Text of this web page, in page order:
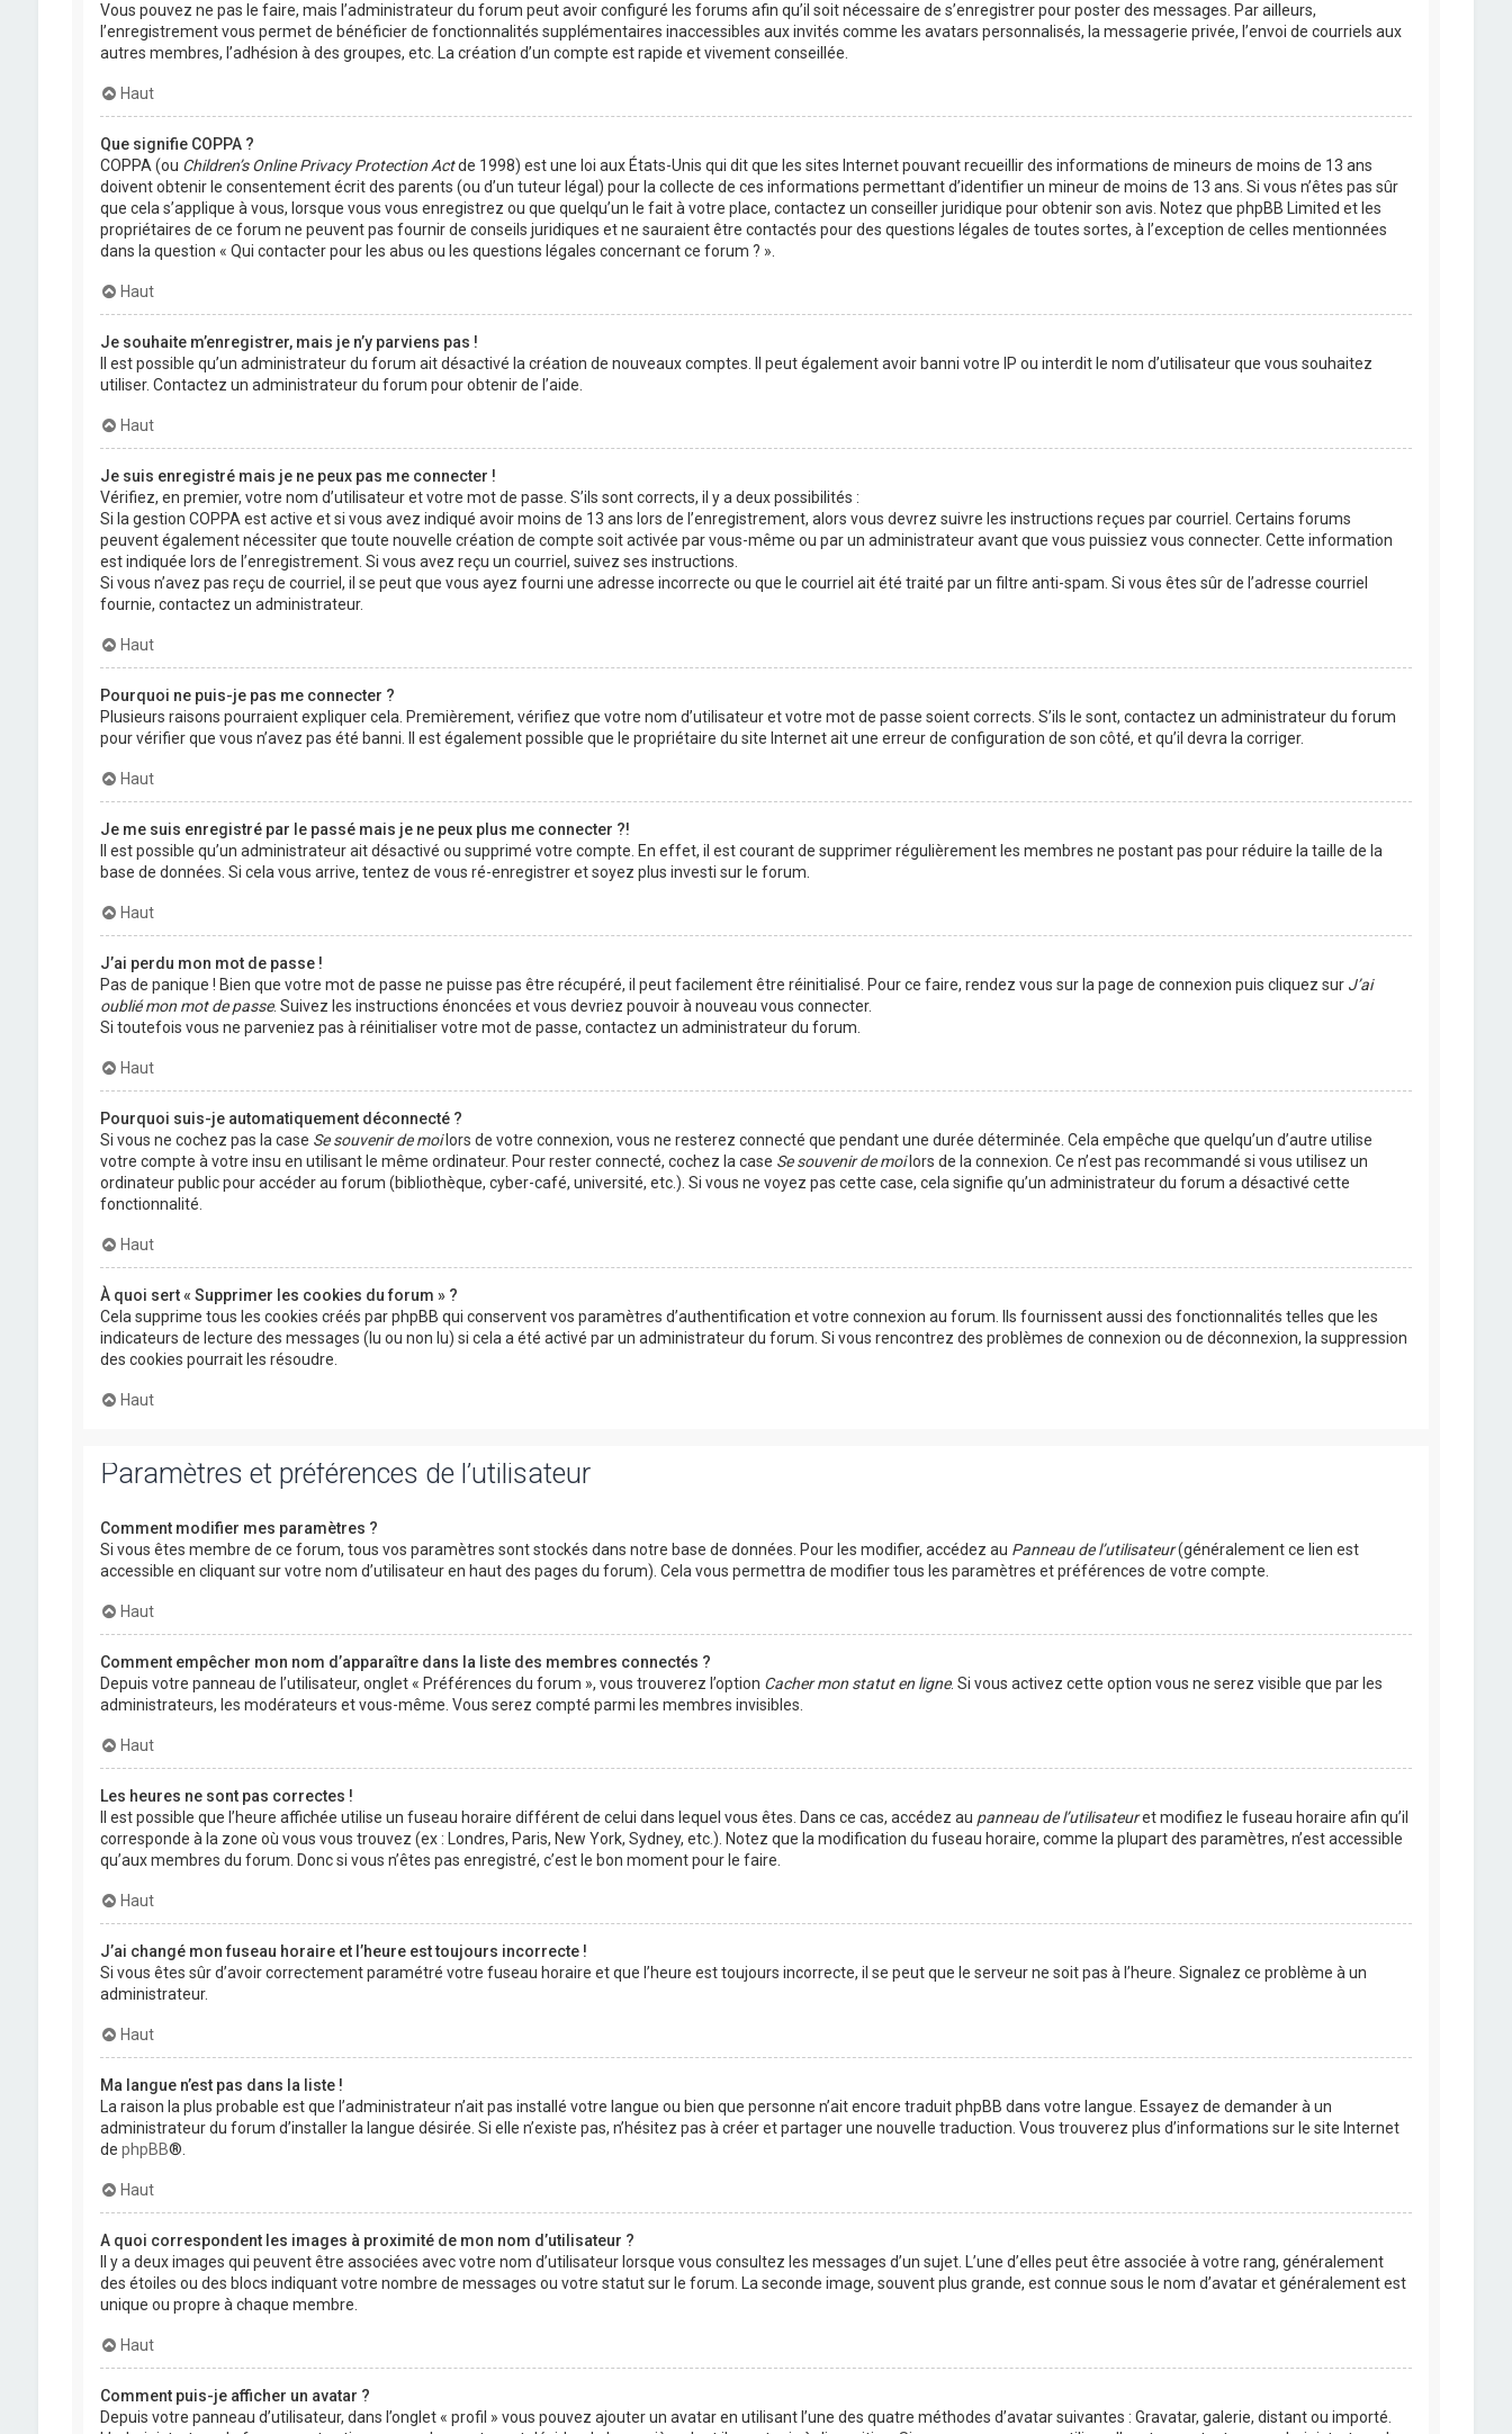
Vous pouvez ne pas le faire, mais l’administrateur du forum peut avoir configuré les forums afin qu’il soit nécessaire de s’enregistrer pour poster des messages. Par ailleurs,
l’enregistrement vous permet de bénéficier de fonctionnalités supplémentaires inaccessibles aux invités comme les avatars personnalisés, la messagerie privée, l’envoi de courriels aux
autres membres, l’adhésion à des groupes, etc. La création d’un compte est rapide et vivement conseillée.
Haut
Que signifie COPPA ?
COPPA (ou Children’s Online Privacy Protection Actde 1998) est une loi aux États-Unis qui dit que les sites Internet pouvant recueillir des informations de mineurs de moins de 13 ans
doivent obtenir le consentement écrit des parents (ou d’un tuteur légal) pour la collecte de ces informations permettant d’identifier un mineur de moins de 13 ans. Si vous n’êtes pas sûr
que cela s’applique à vous, lorsque vous vous enregistrez ou que quelqu’un le fait à votre place, contactez un conseiller juridique pour obtenir son avis. Notez que phpBB Limited et les
propriétaires de ce forum ne peuvent pas fournir de conseils juridiques et ne sauraient être contactés pour des questions légales de toutes sortes, à l’exception de celles mentionnées
dans la question « Qui contacter pour les abus ou les questions légales concernant ce forum ? ».
Haut
Je souhaite m’enregistrer, mais je n’y parviens pas !
Il est possible qu’un administrateur du forum ait désactivé la création de nouveaux comptes. Il peut également avoir banni votre IP ou interdit le nom d’utilisateur que vous souhaitez
utiliser. Contactez un administrateur du forum pour obtenir de l’aide.
Haut
Je suis enregistré mais je ne peux pas me connecter !
Vérifiez, en premier, votre nom d’utilisateur et votre mot de passe. S’ils sont corrects, il y a deux possibilités :
Si la gestion COPPA est active et si vous avez indiqué avoir moins de 13 ans lors de l’enregistrement, alors vous devrez suivre les instructions reçues par courriel. Certains forums
peuvent également nécessiter que toute nouvelle création de compte soit activée par vous-même ou par un administrateur avant que vous puissiez vous connecter. Cette information
est indiquée lors de l’enregistrement. Si vous avez reçu un courriel, suivez ses instructions.
Si vous n’avez pas reçu de courriel, il se peut que vous ayez fourni une adresse incorrecte ou que le courriel ait été traité par un filtre anti-spam. Si vous êtes sûr de l’adresse courriel
fournie, contactez un administrateur.
Haut
Pourquoi ne puis-je pas me connecter ?
Plusieurs raisons pourraient expliquer cela. Premièrement, vérifiez que votre nom d’utilisateur et votre mot de passe soient corrects. S’ils le sont, contactez un administrateur du forum
pour vérifier que vous n’avez pas été banni. Il est également possible que le propriétaire du site Internet ait une erreur de configuration de son côté, et qu’il devra la corriger.
Haut
Je me suis enregistré par le passé mais je ne peux plus me connecter ?!
Il est possible qu’un administrateur ait désactivé ou supprimé votre compte. En effet, il est courant de supprimer régulièrement les membres ne postant pas pour réduire la taille de la
base de données. Si cela vous arrive, tentez de vous ré-enregistrer et soyez plus investi sur le forum.
Haut
J’ai perdu mon mot de passe !
Pas de panique ! Bien que votre mot de passe ne puisse pas être récupéré, il peut facilement être réinitialisé. Pour ce faire, rendez vous sur la page de connexion puis cliquez sur J’ai
oublié mon mot de passe. Suivez les instructions énoncées et vous devriez pouvoir à nouveau vous connecter.
Si toutefois vous ne parveniez pas à réinitialiser votre mot de passe, contactez un administrateur du forum.
Haut
Pourquoi suis-je automatiquement déconnecté ?
Si vous ne cochez pas la case Se souvenir de moilors de votre connexion, vous ne resterez connecté que pendant une durée déterminée. Cela empêche que quelqu’un d’autre utilise
votre compte à votre insu en utilisant le même ordinateur. Pour rester connecté, cochez la case Se souvenir de moilors de la connexion. Ce n’est pas recommandé si vous utilisez un
ordinateur public pour accéder au forum (bibliothèque, cyber-café, université, etc.). Si vous ne voyez pas cette case, cela signifie qu’un administrateur du forum a désactivé cette
fonctionnalité.
Haut
À quoi sert « Supprimer les cookies du forum » ?
Cela supprime tous les cookies créés par phpBB qui conservent vos paramètres d’authentification et votre connexion au forum. Ils fournissent aussi des fonctionnalités telles que les
indicateurs de lecture des messages (lu ou non lu) si cela a été activé par un administrateur du forum. Si vous rencontrez des problèmes de connexion ou de déconnexion, la suppression
des cookies pourrait les résoudre.
Haut
Paramètres et préférences de l’utilisateur
Comment modifier mes paramètres ?
Si vous êtes membre de ce forum, tous vos paramètres sont stockés dans notre base de données. Pour les modifier, accédez au Panneau de l’utilisateur(généralement ce lien est
accessible en cliquant sur votre nom d’utilisateur en haut des pages du forum). Cela vous permettra de modifier tous les paramètres et préférences de votre compte.
Haut
Comment empêcher mon nom d’apparaître dans la liste des membres connectés ?
Depuis votre panneau de l’utilisateur, onglet « Préférences du forum », vous trouverez l’option Cacher mon statut en ligne. Si vous activez cette option vous ne serez visible que par les
administrateurs, les modérateurs et vous-même. Vous serez compté parmi les membres invisibles.
Haut
Les heures ne sont pas correctes !
Il est possible que l’heure affichée utilise un fuseau horaire différent de celui dans lequel vous êtes. Dans ce cas, accédez au panneau de l’utilisateuret modifiez le fuseau horaire afin qu’il
corresponde à la zone où vous vous trouvez (ex : Londres, Paris, New York, Sydney, etc.). Notez que la modification du fuseau horaire, comme la plupart des paramètres, n’est accessible
qu’aux membres du forum. Donc si vous n’êtes pas enregistré, c’est le bon moment pour le faire.
Haut
J’ai changé mon fuseau horaire et l’heure est toujours incorrecte !
Si vous êtes sûr d’avoir correctement paramétré votre fuseau horaire et que l’heure est toujours incorrecte, il se peut que le serveur ne soit pas à l’heure. Signalez ce problème à un
administrateur.
Haut
Ma langue n’est pas dans la liste !
La raison la plus probable est que l’administrateur n’ait pas installé votre langue ou bien que personne n’ait encore traduit phpBB dans votre langue. Essayez de demander à un
administrateur du forum d’installer la langue désirée. Si elle n’existe pas, n’hésitez pas à créer et partager une nouvelle traduction. Vous trouverez plus d’informations sur le site Internet
de phpBB®.
Haut
A quoi correspondent les images à proximité de mon nom d’utilisateur ?
Il y a deux images qui peuvent être associées avec votre nom d’utilisateur lorsque vous consultez les messages d’un sujet. L’une d’elles peut être associée à votre rang, généralement
des étoiles ou des blocs indiquant votre nombre de messages ou votre statut sur le forum. La seconde image, souvent plus grande, est connue sous le nom d’avatar et généralement est
unique ou propre à chaque membre.
Haut
Comment puis-je afficher un avatar ?
Depuis votre panneau d’utilisateur, dans l’onglet « profil » vous pouvez ajouter un avatar en utilisant l’une des quatre méthodes d’avatar suivantes : Gravatar, galerie, distant ou importé.